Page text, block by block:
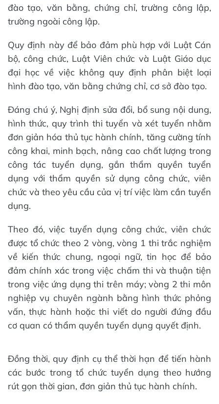
đào tạo, văn bằng, chứng chỉ, trường công lập,
trường ngoài công lập.
Quy định này để bảo đảm phù hợp với Luật Cán
bộ, công chức, Luật Viên chức và Luật Giáo dục
đại học về việc không quy định phân biệt loại
hình đào tạo, văn bằng chứng chỉ, cơ sở đào tạo.
Đáng chú ý, Nghị định sửa đổi, bổ sung nội dung,
hình thức, quy trình thi tuyển và xét tuyển nhằm
đơn giản hóa thủ tục hành chính, tăng cường tính
công khai, minh bạch, nâng cao chất lượng trong
công tác tuyển dụng, gắn thẩm quyền tuyển
dụng với thẩm quyền sử dụng công chức, viên
chức và theo yêu cầu của vị trí việc làm cần tuyển
dụng.
Theo đó, việc tuyển dụng công chức, viên chức
được tổ chức theo 2 vòng, vòng 1 thi trắc nghiệm
về kiến thức chung, ngoại ngữ, tin học để bảo
đảm chính xác trong việc chấm thi và thuận tiện
trong việc ứng dụng thi trên máy; vòng 2 thi môn
nghiệp vụ chuyên ngành bằng hình thức phỏng
vấn, thực hành hoặc thi viết do người đứng đầu
cơ quan có thẩm quyền tuyển dụng quyết định.
Đồng thời, quy định cụ thể thời hạn để tiến hành
các bước trong tổ chức tuyển dụng theo hướng
rút gọn thời gian, đơn giản thủ tục hành chính.